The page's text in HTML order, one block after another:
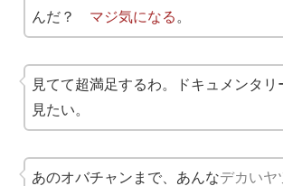
んだ？ マジ気になる 。
見てて超満足するわ。ドキュメンタリ
見たい。
あのオバチャンまで、あんなデカいヤ